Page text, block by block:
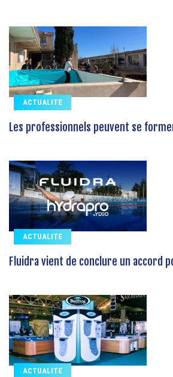
ACTUALITE
Les professionnels peuvent se
ACTUALITE
Fluidra vient de conclure un accord
ACTUALITE